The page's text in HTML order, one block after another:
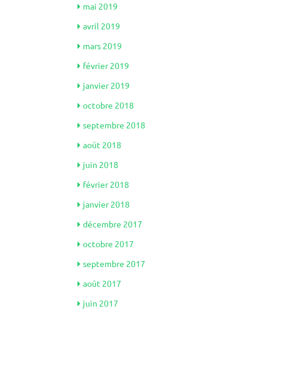
mai 2019
avril 2019
mars 2019
février 2019
janvier 2019
octobre 2018
septembre 2018
août 2018
juin 2018
février 2018
janvier 2018
décembre 2017
octobre 2017
septembre 2017
août 2017
juin 2017